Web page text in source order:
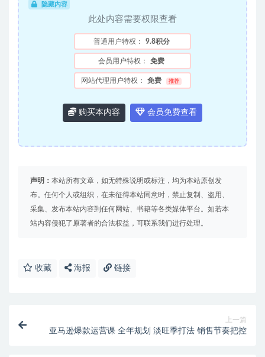
隐藏内容
此处内容需要权限查看
普通用户特权： 9.8积分
会员用户特权： 免费
网站代理用户特权： 免费 推荐
购买本内容 会员免费查看
声明： 本站所有文章，如无特殊说明或标注，均为本站原创发
布。任何个人或组织，在未征得本站同意时，禁止复制、盗用、
采集、发布本站内容到任何网站、书籍等各类媒体平台。如若本
站内容侵犯了原著者的合法权益，可联系我们进行处理。
收藏 海报 链接
上一篇
亚马逊爆款运营课 全年规划 淡旺季打法 销售节奏把控